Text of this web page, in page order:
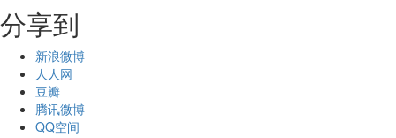
分享到
新浪微博
人人网
豆瓣
腾讯微博
QQ空间